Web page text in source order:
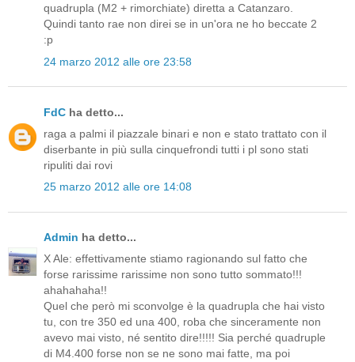
quadrupla (M2 + rimorchiate) diretta a Catanzaro.
Quindi tanto rae non direi se in un'ora ne ho beccate 2
:p
24 marzo 2012 alle ore 23:58
FdC ha detto...
raga a palmi il piazzale binari e non e stato trattato con il
diserbante in più sulla cinquefrondi tutti i pl sono stati
ripuliti dai rovi
25 marzo 2012 alle ore 14:08
Admin ha detto...
X Ale: effettivamente stiamo ragionando sul fatto che
forse rarissime rarissime non sono tutto sommato!!!
ahahahaha!!
Quel che però mi sconvolge è la quadrupla che hai visto
tu, con tre 350 ed una 400, roba che sinceramente non
avevo mai visto, né sentito dire!!!!! Sia perché quadruple
di M4.400 forse non se ne sono mai fatte, ma poi